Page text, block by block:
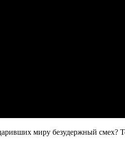
миру безудержный смех?